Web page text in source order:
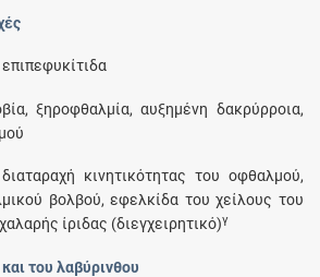
ξηροφθαλμία, αυξημένη δακρύρροια,
κινητικότητας του οφθαλμού,
βολβού, εφελκίδα του χείλους του
ίριδας (διεγχειρητικό)γ
του λαβύρινθου